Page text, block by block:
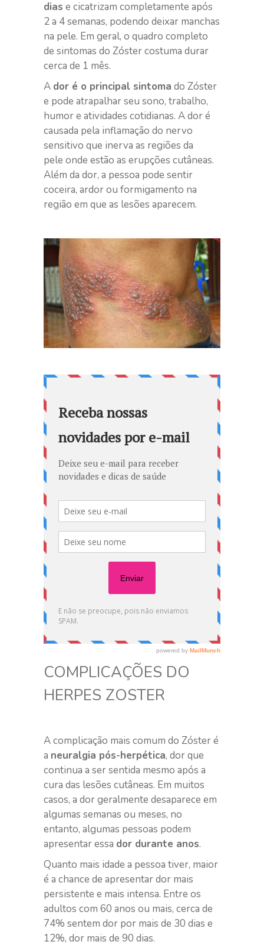
dias e cicatrizam completamente após
2 a 4 semanas, podendo deixar manchas
na pele. Em geral, o quadro completo
de sintomas do Zóster costuma durar
cerca de 1 mês.
A dor é o principal sintoma do Zóster
e pode atrapalhar seu sono, trabalho,
humor e atividades cotidianas. A dor é
causada pela inflamação do nervo
sensitivo que inerva as regiões da
pele onde estão as erupções cutâneas.
Além da dor, a pessoa pode sentir
coceira, ardor ou formigamento na
região em que as lesões aparecem.
COMPLICAÇÕES DO
HERPES ZOSTER
A complicação mais comum do Zóster é
a neuralgia pós-herpética, dor que
continua a ser sentida mesmo após a
cura das lesões cutâneas. Em muitos
casos, a dor geralmente desaparece em
algumas semanas ou meses, no
entanto, algumas pessoas podem
apresentar essa dor durante anos.
Quanto mais idade a pessoa tiver, maior
é a chance de apresentar dor mais
persistente e mais intensa. Entre os
adultos com 60 anos ou mais, cerca de
74% sentem dor por mais de 30 dias e
12%, dor mais de 90 dias.